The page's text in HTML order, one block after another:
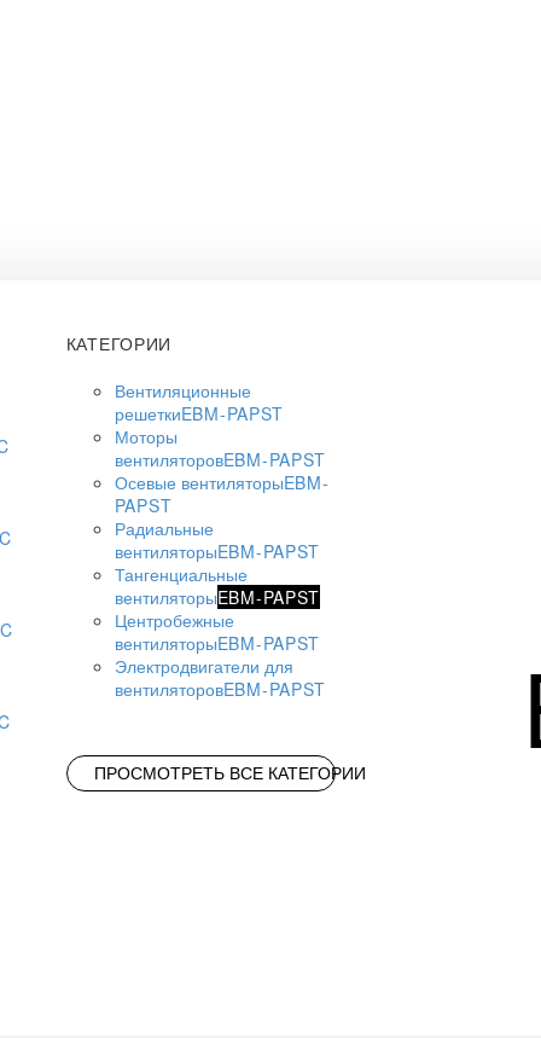
КАТЕГОРИИ
Вентиляционные
решеткиEBM-PAPST
Моторы
вентиляторовEBM-PAPST
Осевые вентиляторыEBM-
PAPST
Радиальные
вентиляторыEBM-PAPST
Тангенциальные
вентиляторыEBM-PAPST
Центробежные
вентиляторыEBM-PAPST
Электродвигатели для
вентиляторовEBM-PAPST
ПРОСМОТРЕТЬ ВСЕ КАТЕГОРИИ